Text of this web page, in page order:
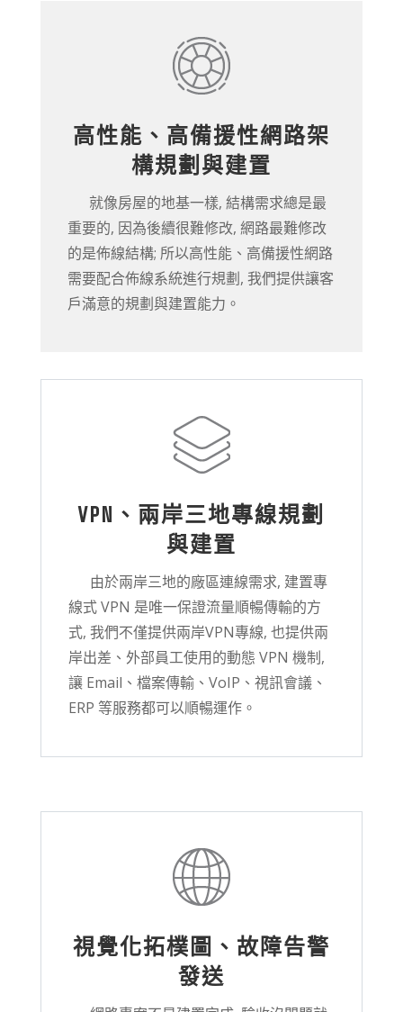
高性能、高備援性網路架
構規劃與建置
就像房屋的地基一樣, 結構需求總是最
重要的, 因為後續很難修改, 網路最難修改
的是佈線結構; 所以高性能、高備援性網路
需要配合佈線系統進行規劃, 我們提供讓客
戶滿意的規劃與建置能力。
VPN、兩岸三地專線規劃
與建置
由於兩岸三地的廠區連線需求, 建置專
線式 VPN 是唯一保證流量順暢傳輸的方
式, 我們不僅提供兩岸VPN專線, 也提供兩
岸出差、外部員工使用的動態 VPN 機制,
讓 Email、檔案傳輸、VoIP、視訊會議、
ERP 等服務都可以順暢運作。
視覺化拓樸圖、故障告警
發送